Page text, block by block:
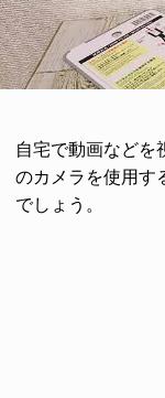
自宅で動画などを
のカメラを使用す
でしょう。